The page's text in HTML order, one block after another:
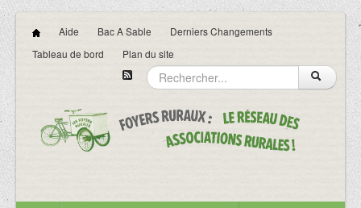
Aide Bac A Sable
Derniers Changements
Tableau de bord
Plan du site